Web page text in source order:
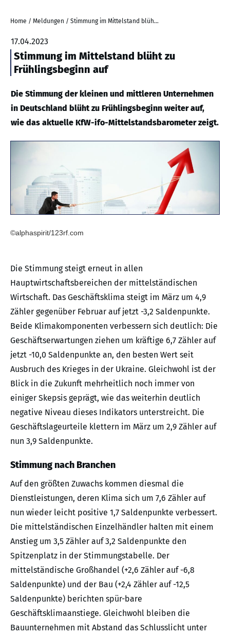
Home / Meldungen / Stimmung im Mittelstand blüht zu Frühlingsbeginn auf
17.04.2023
Stimmung im Mittelstand blüht zu
Frühlingsbeginn auf
Die Stimmung der kleinen und mittleren Unternehmen
in Deutschland blüht zu Frühlingsbeginn weiter auf,
wie das aktuelle KfW-ifo-Mittelstandsbarometer zeigt.
©alphaspirit/123rf.com
Die Stimmung steigt erneut in allen
Hauptwirtschaftsbereichen der mittelständischen
Wirtschaft. Das Geschäftsklima steigt im März um 4,9
Zähler gegenüber Februar auf jetzt -3,2 Saldenpunkte.
Beide Klimakomponenten verbessern sich deutlich: Die
Geschäftserwartungen ziehen um kräftige 6,7 Zähler auf
jetzt -10,0 Saldenpunkte an, den besten Wert seit
Ausbruch des Krieges in der Ukraine. Gleichwohl ist der
Blick in die Zukunft mehrheitlich noch immer von
einiger Skepsis geprägt, wie das weiterhin deutlich
negative Niveau dieses Indikators unterstreicht. Die
Geschäftslageurteile klettern im März um 2,9 Zähler auf
nun 3,9 Saldenpunkte.
Stimmung nach Branchen
Auf den größten Zuwachs kommen diesmal die
Dienstleistungen, deren Klima sich um 7,6 Zähler auf
nun wieder leicht positive 1,7 Saldenpunkte verbessert.
Die mittelständischen Einzelhändler halten mit einem
Anstieg um 3,5 Zähler auf 3,2 Saldenpunkte den
Spitzenplatz in der Stimmungstabelle. Der
mittelständische Großhandel (+2,6 Zähler auf -6,8
Saldenpunkte) und der Bau (+2,4 Zähler auf -12,5
Saldenpunkte) berichten spür-bare
Geschäftsklimaanstiege. Gleichwohl bleiben die
Bauunternehmen mit Abstand das Schlusslicht unter